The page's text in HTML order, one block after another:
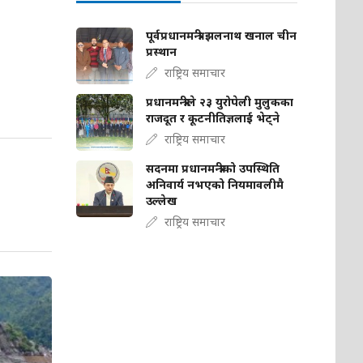
पूर्वप्रधानमन्त्री झलनाथ खनाल चीन
प्रस्थान
राष्ट्रिय समाचार
प्रधानमन्त्रीले २३ युरोपेली मुलुकका
राजदूत र कूटनीतिज्ञलाई भेट्ने
राष्ट्रिय समाचार
सदनमा प्रधानमन्त्रीको उपस्थिति
अनिवार्य नभएको नियमावलीमै
उल्लेख
राष्ट्रिय समाचार